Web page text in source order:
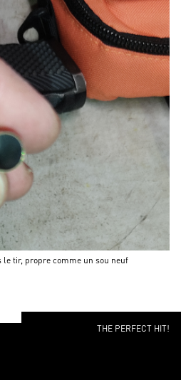
le tir, propre comme un sou neuf
THE PERFECT HIT!